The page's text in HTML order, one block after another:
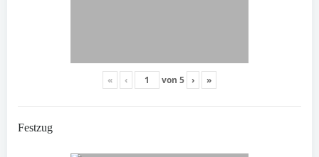
« ‹ von 5 › »
Festzug